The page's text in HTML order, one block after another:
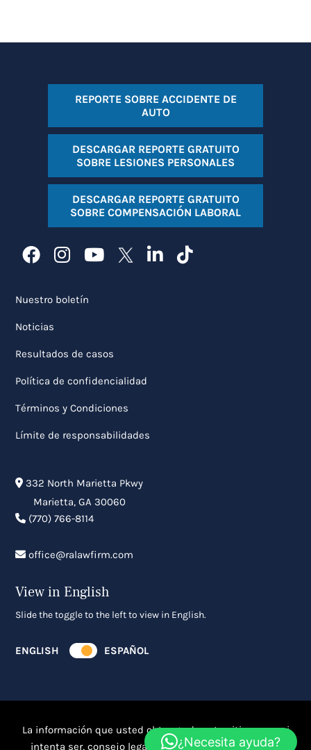
REPORTE SOBRE ACCIDENTE DE
AUTO
DESCARGAR REPORTE GRATUITO
SOBRE LESIONES PERSONALES
DESCARGAR REPORTE GRATUITO
SOBRE COMPENSACIÓN LABORAL
Nuestro boletín
Noticias
Resultados de casos
Política de confidencialidad
Términos y Condiciones
Límite de responsabilidades
332 North Marietta Pkwy
Marietta,GA 30060
(770) 766-8114
office@ralawfirm.com
View in English
Slide the toggle to the left to view in English.
ENGLISH ESPAÑOL
La información que usted obtenga de este sitio, no es ni
intenta ser, consejo legal. Usted debe consultar a un
¿Necesita ayuda?